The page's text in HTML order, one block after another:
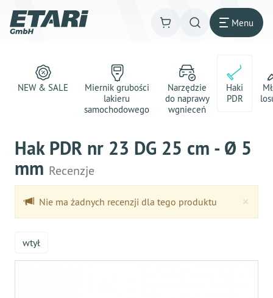
Menu
NEW & SALE
Miernik grubości
lakieru
samochodowego
Narzędzie
do naprawy
wgnieceń
Haki
PDR
Hak PDR nr 23 DG 25 cm - Ø 5
mm Recenzje
×
Nie ma żadnych recenzji dla tego produktu
wtył